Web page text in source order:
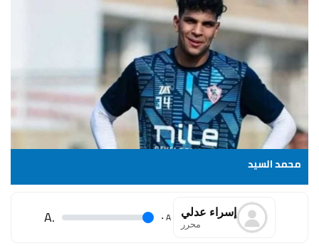
محمد السيد
إسراء عدلي
محرر A
.
.A